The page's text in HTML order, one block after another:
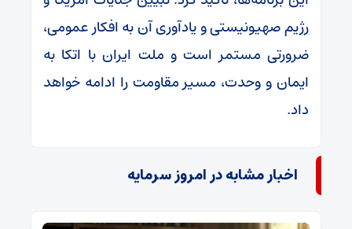
رژیم صهیونیستی و یادآوری آن به افکار عمومی،
ضرورتی مستمر است و ملت ایران با اتکا به
ایمان و وحدت، مسیر مقاومت را ادامه خواهد
داد.
اخبار مشابه در امروز سرمایه